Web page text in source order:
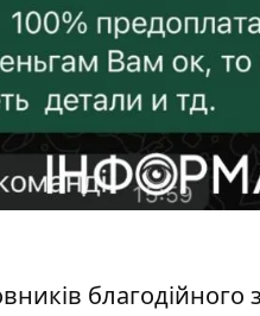
благодійного